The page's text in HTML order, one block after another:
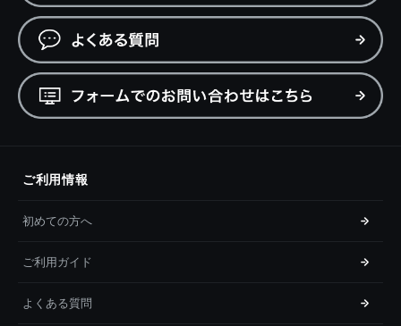
ご利用情報
初めての方へ
ご利用ガイド
よくある質問